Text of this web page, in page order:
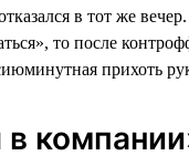
в тот же
то после
прихоть
в